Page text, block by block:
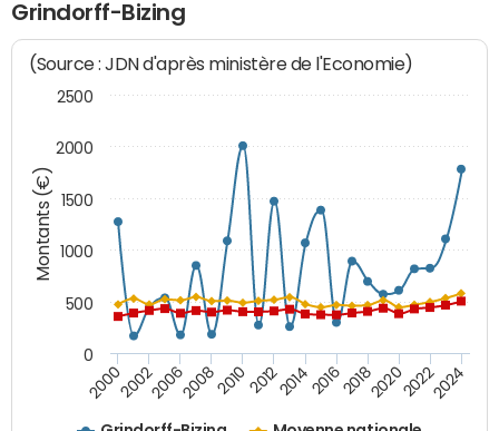
Grindorff-Bizing
Montants (€)
(Source : JDN d'après ministère de l'Economie)
200020022006200820102012201420162018202020222024
0
500
1000
1500
2000
2500